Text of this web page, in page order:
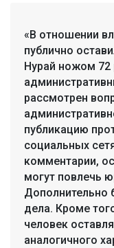
«В отношении
публично
Нурай ножом 72
рассмотрен
публикацию
социальных
комментарии,
могут повлечь
Дополнительно
дела. Кроме
человек
аналогичного